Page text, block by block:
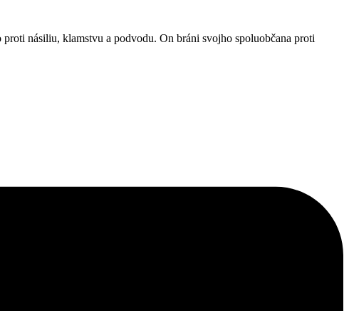
násiliu, klamstvu a podvodu. On bráni svojho spoluobčana proti